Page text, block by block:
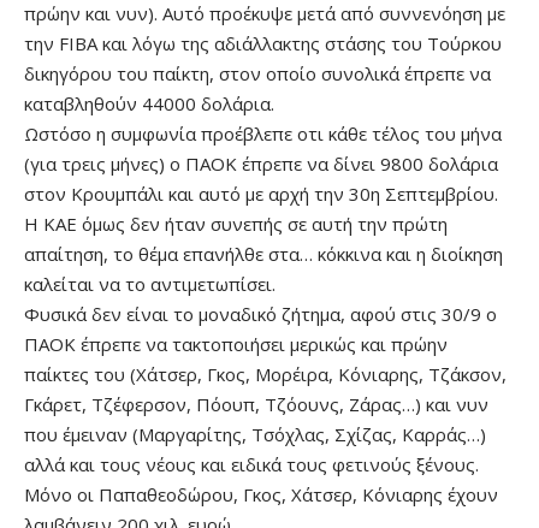
πρώην και νυν). Αυτό προέκυψε μετά από συννενόηση με
την FIBA και λόγω της αδιάλλακτης στάσης του Τούρκου
δικηγόρου του παίκτη, στον οποίο συνολικά έπρεπε να
καταβληθούν 44000 δολάρια.
Ωστόσο η συμφωνία προέβλεπε οτι κάθε τέλος του μήνα
(για τρεις μήνες) ο ΠΑΟΚ έπρεπε να δίνει 9800 δολάρια
στον Κρουμπάλι και αυτό με αρχή την 30η Σεπτεμβρίου.
H KΑΕ όμως δεν ήταν συνεπής σε αυτή την πρώτη
απαίτηση, το θέμα επανήλθε στα… κόκκινα και η διοίκηση
καλείται να το αντιμετωπίσει.
Φυσικά δεν είναι το μοναδικό ζήτημα, αφού στις 30/9 ο
ΠΑΟΚ έπρεπε να τακτοποιήσει μερικώς και πρώην
παίκτες του (Χάτσερ, Γκος, Μορέιρα, Κόνιαρης, Τζάκσον,
Γκάρετ, Τζέφερσον, Πόουπ, Τζόουνς, Ζάρας…) και νυν
που έμειναν (Μαργαρίτης, Τσόχλας, Σχίζας, Καρράς…)
αλλά και τους νέους και ειδικά τους φετινούς ξένους.
Μόνο οι Παπαθεοδώρου, Γκος, Χάτσερ, Κόνιαρης έχουν